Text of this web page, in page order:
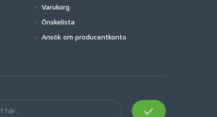
Varukorg
Önskelista
Ansök om producentkonto